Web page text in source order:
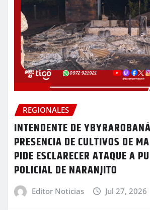
REGIONALES
INTENDENTE DE
PRESENCIA DE CULTIVOS DE
PIDE ESCLARECER ATAQUE A
POLICIAL DE NARANJITO
Editor Noticias Jul 27, 2026